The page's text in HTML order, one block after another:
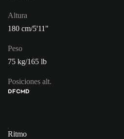
Altura
180 cm/5'11"
Peso
75 kg/165 lb
Posiciones alt.
DFCMD
Ritmo